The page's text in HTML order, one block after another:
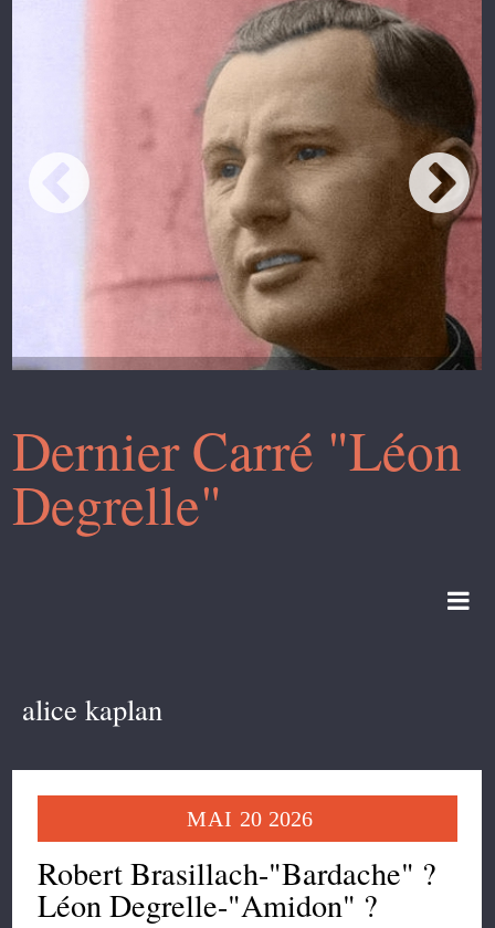
Dernier Carré "Léon
Degrelle"
alice kaplan
MAI 20 2026
Robert Brasillach-"Bardache" ?
Léon Degrelle-"Amidon" ?